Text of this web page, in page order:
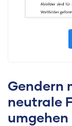
Gendern
neutrale
umgehen